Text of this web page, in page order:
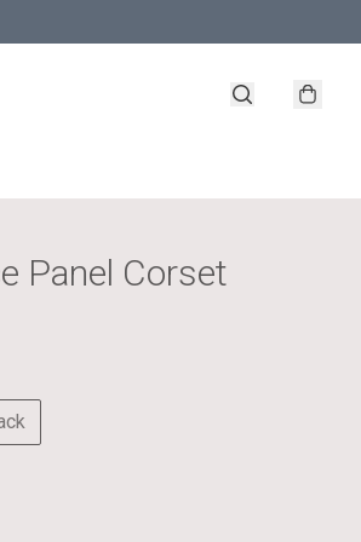
Panel Corset